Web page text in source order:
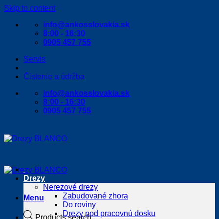
Skip to content
info@ankosslovakia.sk
8:00 - 16:30
0905 457 755
Servis
Čistenie a údržba
info@ankosslovakia.sk
8:00 - 16:30
0905 457 755
Menu
Products search
Drezy
Nerezové drezy
Zabudované zhora
Do roviny
Drezy pod pracovnú dosku